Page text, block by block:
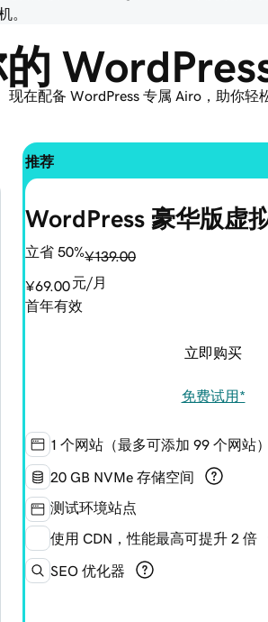
。
现在配备 WordPress 专属 Airo，助你轻
推荐
WordPress 豪华版虚
立省 50%¥139.00
¥69.00元/月
首年有效
立即购买
免费试用*
1 个网站（最多可添加 99 个网站）
20 GB NVMe 存储空间
测试环境站点
使用 CDN，性能最高可提升 2 倍
SEO 优化器